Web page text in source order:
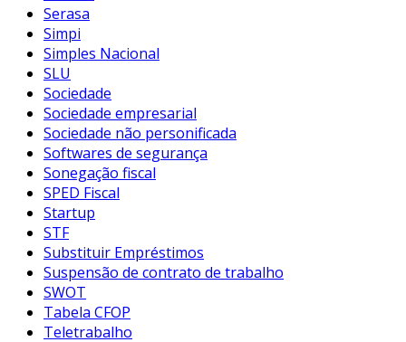
Serasa
Simpi
Simples Nacional
SLU
Sociedade
Sociedade empresarial
Sociedade não personificada
Softwares de segurança
Sonegação fiscal
SPED Fiscal
Startup
STF
Substituir Empréstimos
Suspensão de contrato de trabalho
SWOT
Tabela CFOP
Teletrabalho